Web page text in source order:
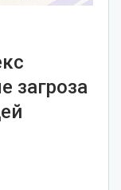
загроза